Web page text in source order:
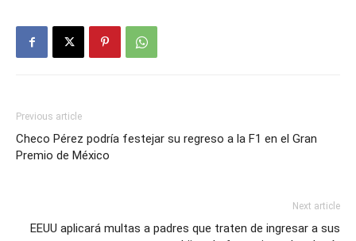
Previous article
Checo Pérez podría festejar su regreso a la F1 en el Gran
Premio de México
Next article
EEUU aplicará multas a padres que traten de ingresar a sus